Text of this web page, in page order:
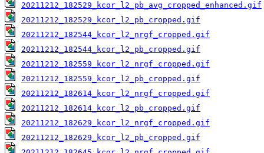
20211212_182529_kcor_l2_pb_avg_cropped_enhanced.gif
20211212_182529_kcor_l2_pb_cropped.gif
20211212_182544_kcor_l2_nrgf_cropped.gif
20211212_182544_kcor_l2_pb_cropped.gif
20211212_182559_kcor_l2_nrgf_cropped.gif
20211212_182559_kcor_l2_pb_cropped.gif
20211212_182614_kcor_l2_nrgf_cropped.gif
20211212_182614_kcor_l2_pb_cropped.gif
20211212_182629_kcor_l2_nrgf_cropped.gif
20211212_182629_kcor_l2_pb_cropped.gif